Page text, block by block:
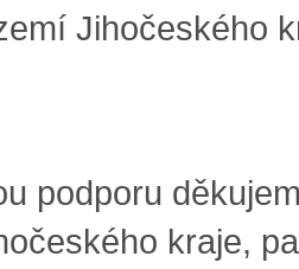
Jihočeského
podporu
kraje,